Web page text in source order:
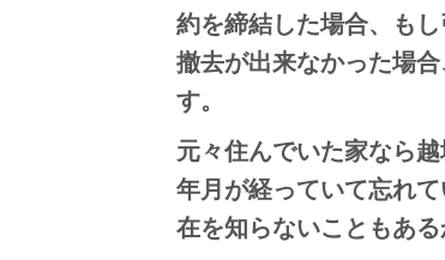
約を締結した場合、も
撤去が出来なかった場
す。
元々住んでいた家なら
年月が経っていて忘れ
在を知らないこともある